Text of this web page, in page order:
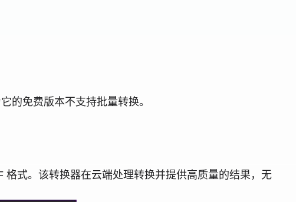
的免费版本不支持批量转换。
式。该转换器在云端处理转换并提供高质量的结果，无